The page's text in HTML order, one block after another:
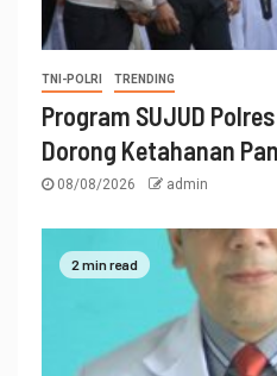
TNI-POLRI TRENDING
Program SUJUD
Dorong Ketahanan
08/08/2026 admin
2 min read